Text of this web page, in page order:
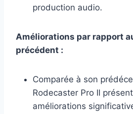
production audio.
Améliorations par rapport
précédent :
Comparée à son
Rodecaster Pro II
améliorations